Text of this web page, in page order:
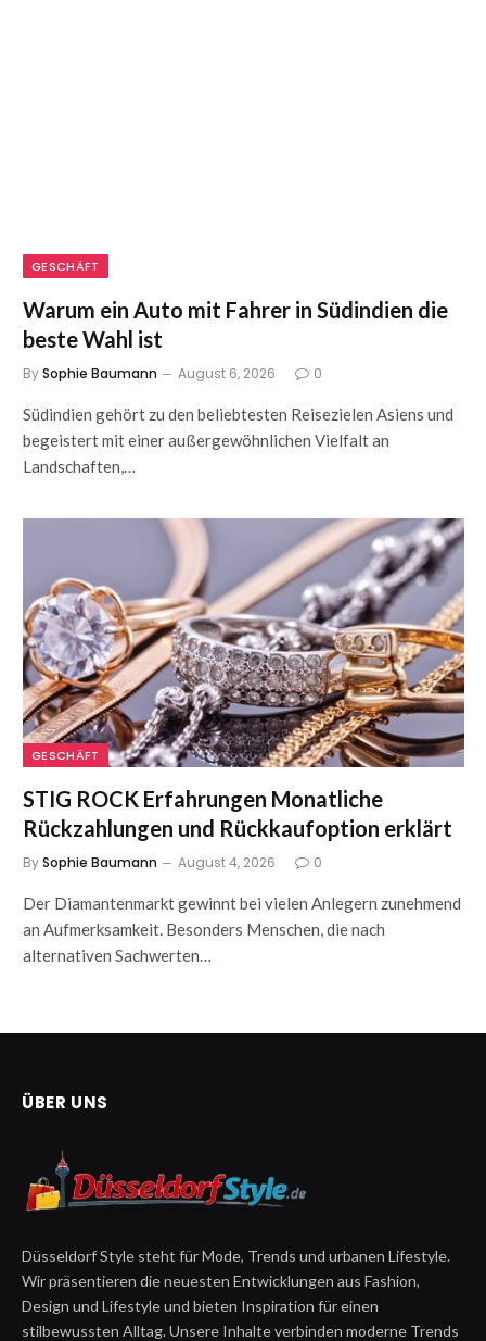
GESCHÄFT
Warum ein Auto mit Fahrer in Südindien die
beste Wahl ist
BySophie Baumann August 6, 2026 0
Südindien gehört zu den beliebtesten Reisezielen Asiens und
begeistert mit einer außergewöhnlichen Vielfalt an
Landschaften,…
GESCHÄFT
STIG ROCK Erfahrungen Monatliche
Rückzahlungen und Rückkaufoption erklärt
BySophie Baumann August 4, 2026 0
Der Diamantenmarkt gewinnt bei vielen Anlegern zunehmend
an Aufmerksamkeit. Besonders Menschen, die nach
alternativen Sachwerten…
ÜBER UNS
Düsseldorf Style steht für Mode, Trends und urbanen Lifestyle.
Wir präsentieren die neuesten Entwicklungen aus Fashion,
Design und Lifestyle und bieten Inspiration für einen
stilbewussten Alltag. Unsere Inhalte verbinden moderne Trends